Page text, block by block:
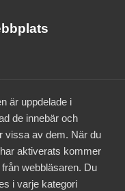
är uppdelade i
de innebär och
vissa av dem. När du
aktiverats kommer
webbläsaren. Du
i varje kategori
och Tele­
–